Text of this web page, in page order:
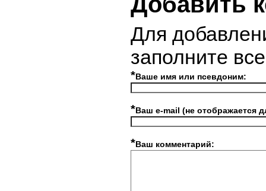
Для
заполните
*Ваше имя или псевдоним:
*Ваш e-mail (не отображается
*Ваш комментарий: